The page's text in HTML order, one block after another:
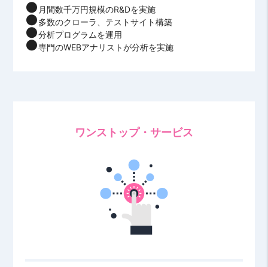
月間数千万円規模のR&Dを実施
多数のクローラ、テストサイト構築
分析プログラムを運用
専門のWEBアナリストが分析を実施
ワンストップ・サービス